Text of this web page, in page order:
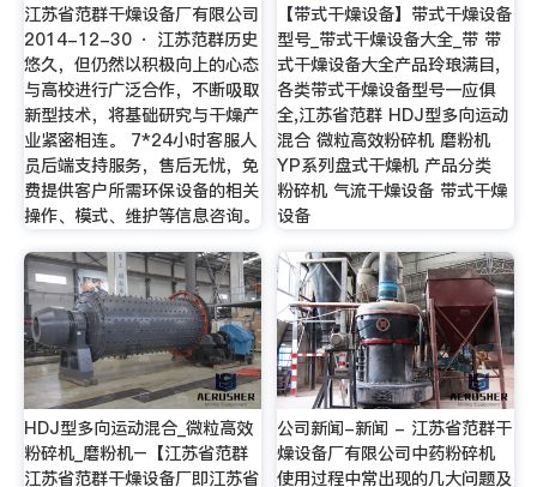
江苏省范群干燥设备厂有限公司
2014-12-30 · 江苏范群历史
悠久，但仍然以积极向上的心态
与高校进行广泛合作，不断吸取
新型技术，将基础研究与干燥产
业紧密相连。 7*24小时客服人
员后端支持服务，售后无忧，免
费提供客户所需环保设备的相关
操作、模式、维护等信息咨询。
【带式干燥设备】带式干燥设备
型号_带式干燥设备大全_带 带
式干燥设备大全产品玲琅满目,
各类带式干燥设备型号一应俱
全,江苏省范群 HDJ型多向运动
混合 微粒高效粉碎机 磨粉机
YP系列盘式干燥机 产品分类
粉碎机 气流干燥设备 带式干燥
设备
HDJ型多向运动混合_微粒高效
粉碎机_磨粉机–【江苏省范群
江苏省范群干燥设备厂即江苏省
公司新闻-新闻 - 江苏省范群干
燥设备厂有限公司中药粉碎机
使用过程中常出现的几大问题及